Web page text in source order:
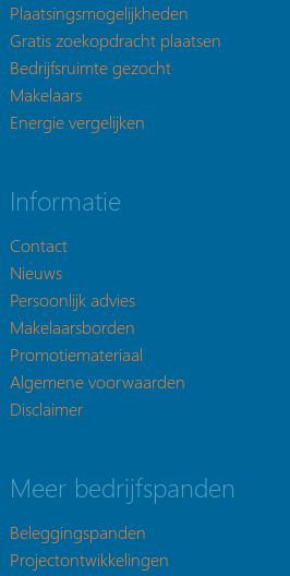
Plaatsingsmogelijkheden
Gratis zoekopdracht plaatsen
Bedrijfsruimte gezocht
Makelaars
Energie vergelijken
Informatie
Contact
Nieuws
Persoonlijk advies
Makelaarsborden
Promotiemateriaal
Algemene voorwaarden
Disclaimer
Meer bedrijfspanden
Beleggingspanden
Projectontwikkelingen